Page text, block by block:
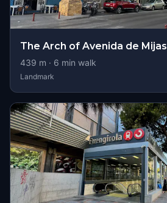
The Arch of Avenida de Mijas
439 m · 6 min walk
Landmark